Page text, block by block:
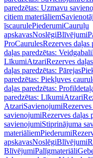
paredzētas: Uzmavu
citiem materiāliem
īscaurulePiederumiCauruļu
apskavasNoslēgiBlīvējumi
ProCaurulesRezerves daļas
daļas paredzētas: Veidgabali
LīkumiAtzariRezerves
daļas paredzētas: Pārejas
paredzētas: Piekļuves
daļas paredzētas:
paredzētas: LīkumiAtzari
AtzariSavienojumi
savienojumiRezerves daļas
savienojumiStiprinājuma
materiāliemPiederumi
apskavasNoslēgiBlīvējumi
BlīvējumiPalīgmateriāli